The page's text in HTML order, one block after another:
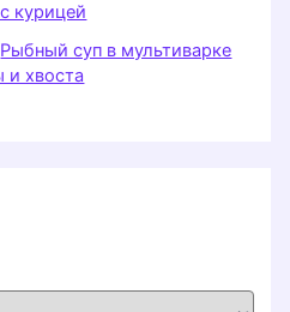
курицей
Рыбный суп в мультиварке
и хвоста